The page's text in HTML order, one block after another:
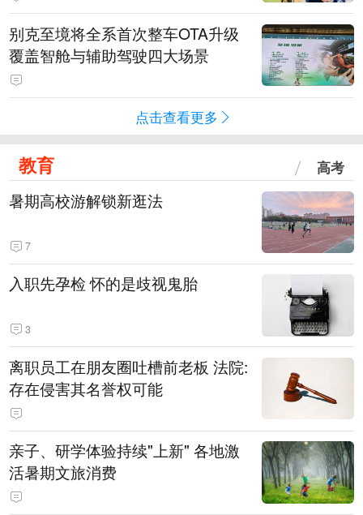
别克至境将全系首次整车OTA升级
覆盖智舱与辅助驾驶四大场景
点击查看更多
教育 高考
暑期高校游解锁新逛法
7
入职先孕检 怀的是歧视鬼胎
3
离职员工在朋友圈吐槽前老板 法院:
存在侵害其名誉权可能
亲子、研学体验持续"上新" 各地激
活暑期文旅消费